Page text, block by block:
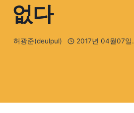
없다
허광준(deulpul) 2017년 04월07일.